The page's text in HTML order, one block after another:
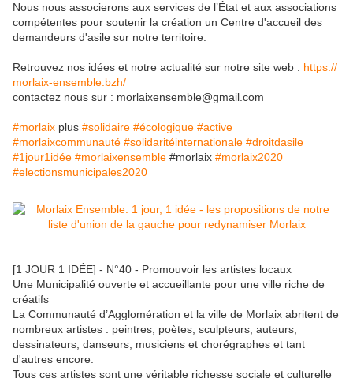
Nous nous associerons aux services de l’État et aux associations
compétentes pour soutenir la création un Centre d'accueil des
demandeurs d'asile sur notre territoire.
Retrouvez nos idées et notre actualité sur notre site web : https://
morlaix-ensemble.bzh/
contactez nous sur : morlaixensemble@gmail.com
#morlaix plus #solidaire #écologique #active
#morlaixcommunauté #solidaritéinternationale #droitdasile
#1jour1idée #morlaixensemble #morlaix #morlaix2020
#electionsmunicipales2020
[1 JOUR 1 IDÉE] - N°40 - Promouvoir les artistes locaux
Une Municipalité ouverte et accueillante pour une ville riche de
créatifs
La Communauté d’Agglomération et la ville de Morlaix abritent de
nombreux artistes : peintres, poètes, sculpteurs, auteurs,
dessinateurs, danseurs, musiciens et chorégraphes et tant
d'autres encore.
Tous ces artistes sont une véritable richesse sociale et culturelle